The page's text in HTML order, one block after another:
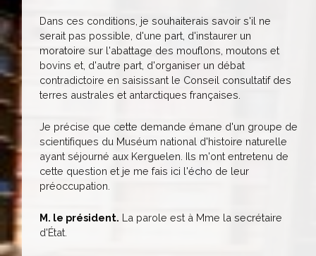
Dans ces conditions, je souhaiterais savoir s'il ne
serait pas possible, d'une part, d'instaurer un
moratoire sur l'abattage des mouflons, moutons et
bovins et, d'autre part, d'organiser un débat
contradictoire en saisissant le Conseil consultatif des
terres australes et antarctiques françaises.
Je précise que cette demande émane d'un groupe de
scientifiques du Muséum national d'histoire naturelle
ayant séjourné aux Kerguelen. Ils m'ont entretenu de
cette question et je me fais ici l'écho de leur
préoccupation.
M. le président. La parole est à Mme la secrétaire
d'État.